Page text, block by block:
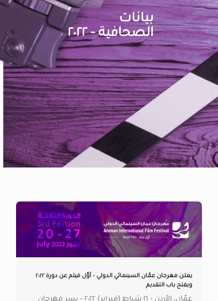
بيانات
الصحافية - ٢٠٢٢
يعلن مهرجان عمّان السينمائي الدولي – أوَّل فيلم عن دورة ٢٠٢٢
ويفتح باب التقديم